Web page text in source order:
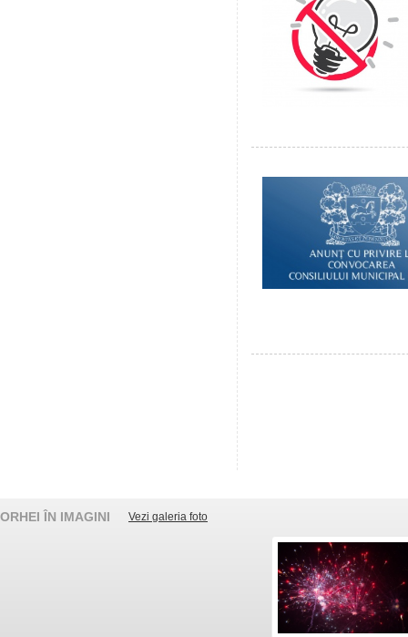
ORHEI ÎN IMAGINI Vezi galeria foto